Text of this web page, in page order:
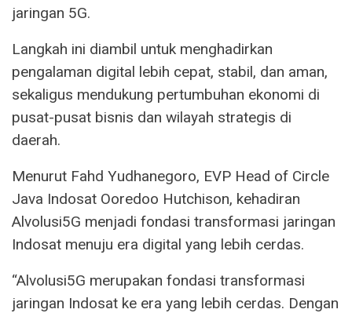
jaringan 5G.
Langkah ini diambil untuk menghadirkan
pengalaman digital lebih cepat, stabil, dan aman,
sekaligus mendukung pertumbuhan ekonomi di
pusat-pusat bisnis dan wilayah strategis di
daerah.
Menurut Fahd Yudhanegoro, EVP Head of Circle
Java Indosat Ooredoo Hutchison, kehadiran
Alvolusi5G menjadi fondasi transformasi jaringan
Indosat menuju era digital yang lebih cerdas.
“Alvolusi5G merupakan fondasi transformasi
jaringan Indosat ke era yang lebih cerdas. Dengan